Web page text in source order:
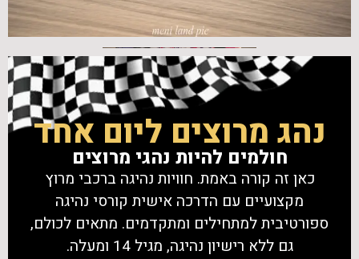
נהג מרוצים ליום אחד
חולמים להיות נהגי מרוצים
כאן זה קורה באמת. חוויות נהיגה ברכבי מרוץ
מקצועיים עם הדרכה אישית קורסי נהיגה
ספורטיבית למתחילים ומתקדמים. מתאים לכולם,
גם ללא רישיון נהיגה, מגיל 14 ומעלה.